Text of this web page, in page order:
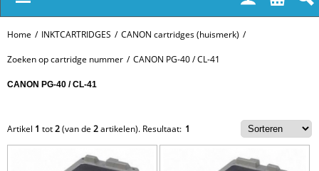
Home / INKTCARTRIDGES / CANON cartridges (huismerk) /
Zoeken op cartridge nummer / CANON PG-40 / CL-41
CANON PG-40 / CL-41
Artikel 1 tot2(van de 2artikelen). Resultaat: 1